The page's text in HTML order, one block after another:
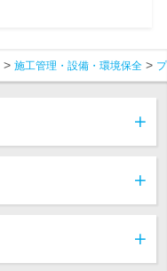
施工管理・設備・環境保全